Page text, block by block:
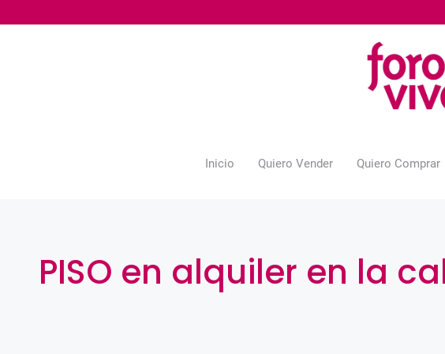
al
Inicio Quiero Vender Quiero Comprar
PISO en alquiler en la